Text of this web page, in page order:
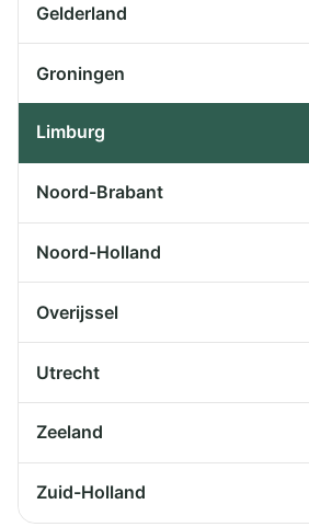
Gelderland
Groningen
Limburg
Noord-Brabant
Noord-Holland
Overijssel
Utrecht
Zeeland
Zuid-Holland